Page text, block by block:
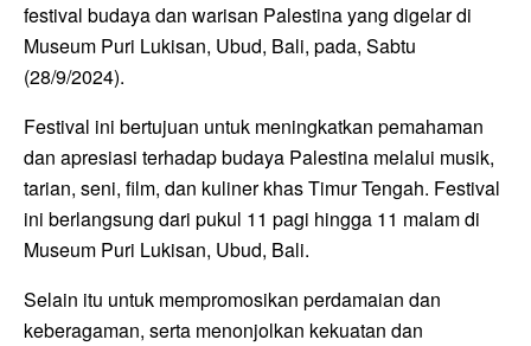
festival budaya dan warisan Palestina yang digelar di
Museum Puri Lukisan, Ubud, Bali, pada, Sabtu
(28/9/2024).
Festival ini bertujuan untuk meningkatkan pemahaman
dan apresiasi terhadap budaya Palestina melalui musik,
tarian, seni, film, dan kuliner khas Timur Tengah. Festival
ini berlangsung dari pukul 11 pagi hingga 11 malam di
Museum Puri Lukisan, Ubud, Bali.
Selain itu untuk mempromosikan perdamaian dan
keberagaman, serta menonjolkan kekuatan dan